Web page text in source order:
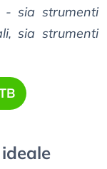
- sia strumenti
sia strumenti